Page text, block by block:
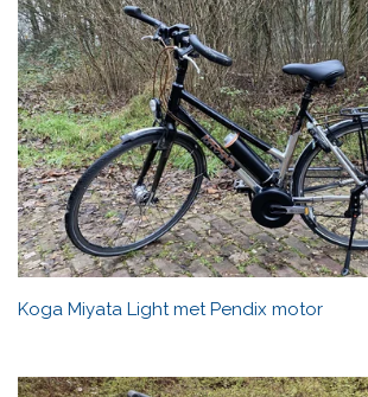
Koga Miyata Light met Pendix motor